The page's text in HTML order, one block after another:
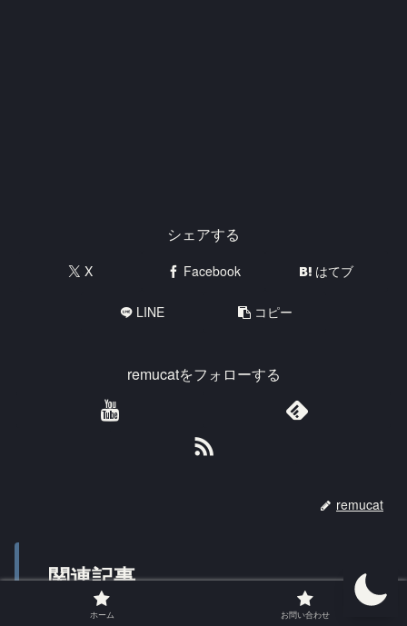
シェアする
X Facebook はてブ
LINE コピー
remucatをフォローする
remucat
関連記事
ホーム お問い合わせ